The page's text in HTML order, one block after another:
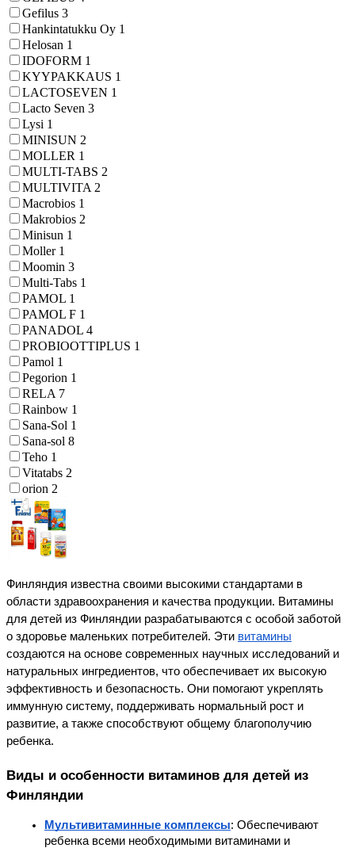
Gefilus 3
Hankintatukku Oy 1
Helosan 1
IDOFORM 1
KYYPAKKAUS 1
LACTOSEVEN 1
Lacto Seven 3
Lysi 1
MINISUN 2
MOLLER 1
MULTI-TABS 2
MULTIVITA2
Macrobios 1
Makrobios 2
Minisun 1
Moller 1
Moomin 3
Multi-Tabs 1
PAMOL 1
PAMOL F 1
PANADOL 4
PROBIOOTTIPLUS 1
Pamol 1
Pegorion 1
RELA 7
Rainbow 1
Sana-Sol 1
Sana-sol 8
Teho 1
Vitatabs 2
orion 2
Финляндия известна своими высокими стандартами в
области здравоохранения и качества продукции. Витамины
для детей из Финляндии разрабатываются с особой заботой
о здоровье маленьких потребителей. Эти витамины
создаются на основе современных научных исследований и
натуральных ингредиентов, что обеспечивает их высокую
эффективность и безопасность. Они помогают укреплять
иммунную систему, поддерживать нормальный рост и
развитие, а также способствуют общему благополучию
ребенка.
Виды и особенности витаминов для детей из
Финляндии
Мультивитаминные комплексы: Обеспечивают
ребенка всеми необходимыми витаминами и